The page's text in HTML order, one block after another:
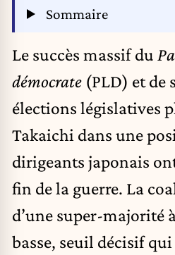
Sommaire
Le succès massif du
démocrate (PLD) et de
élections législatives
Takaichi dans une
dirigeants japonais
fin de la guerre. La
d’une super-majorité
basse, seuil décisif